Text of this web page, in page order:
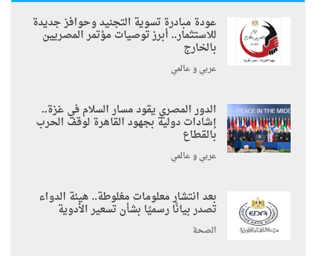
عودة مبادرة تسوية التجنيد وحوافز جديدة
للاستثمار.. أبرز توصيات مؤتمر المصريين
بالخارج
عربي و عالمي
الدور المصري يقود مسار السلام في غزة..
إشادات دولية بجهود القاهرة لوقف الحرب
بالقطاع
عربي و عالمي
بعد انتشار معلومات مغلوطة.. هيئة الدواء
تصدر بيانًا رسميًا بشأن تسعير الأدوية
الصحة